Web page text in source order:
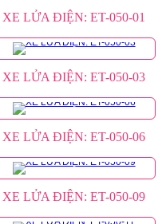
XE LỬA ĐIỆN: ET-050-01
XE LỬA ĐIỆN: ET-050-03
XE LỬA ĐIỆN: ET-050-06
XE LỬA ĐIỆN: ET-050-09